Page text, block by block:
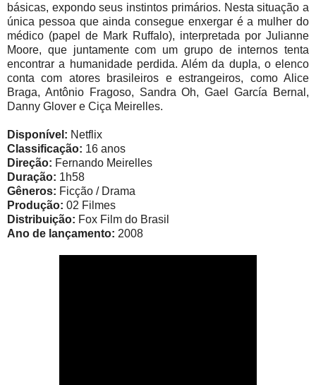
básicas, expondo seus instintos primários. Nesta situação a
única pessoa que ainda consegue enxergar é a mulher do
médico (papel de Mark Ruffalo), interpretada por Julianne
Moore, que juntamente com um grupo de internos tenta
encontrar a humanidade perdida. Além da dupla, o elenco
conta com atores brasileiros e estrangeiros, como Alice
Braga, Antônio Fragoso, Sandra Oh, Gael García Bernal,
Danny Glover e Ciça Meirelles.
Disponível: Netflix
Classificação: 16 anos
Direção: Fernando Meirelles
Duração: 1h58
Gêneros: Ficção / Drama
Produção: 02 Filmes
Distribuição: Fox Film do Brasil
Ano de lançamento: 2008